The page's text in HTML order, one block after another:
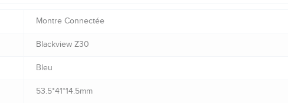
Montre Connectée
Blackview Z30
Bleu
53.5*41*14.5mm